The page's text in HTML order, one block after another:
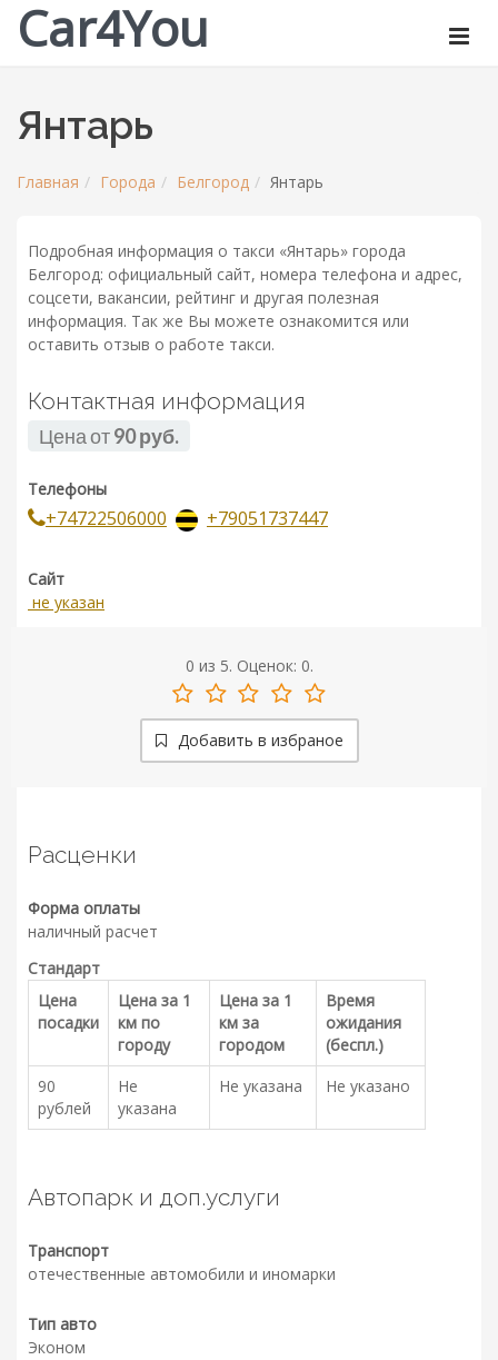
Car4You
Янтарь
Главная Города Белгород Янтарь
Подробная информация о такси «Янтарь» города
Белгород: официальный сайт, номера телефона и адрес,
соцсети, вакансии, рейтинг и другая полезная
информация. Так же Вы можете ознакомится или
оставить отзыв о работе такси.
Контактная информация
Цена от90 руб.
Телефоны
+74722506000 +79051737447
Сайт
не указан
0 из 5. Оценок: 0.
Добавить в избраное
Расценки
Форма оплаты
наличный расчет
Стандарт
Цена
посадки
Цена за 1
км по
городу
Цена за 1
км за
городом
Время
ожидания
(беспл.)
90
рублей
Не
указана
Не указана Не указано
Автопарк и доп.услуги
Транспорт
отечественные автомобили и иномарки
Тип авто
Эконом